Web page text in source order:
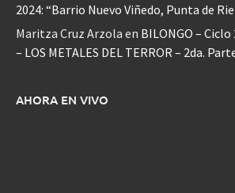
2024: “Barrio Nuevo Viñedo, Punta de
Maritza Cruz Arzola en BILONGO –
– LOS METALES DEL TERROR – 2da.
AHORA EN VIVO